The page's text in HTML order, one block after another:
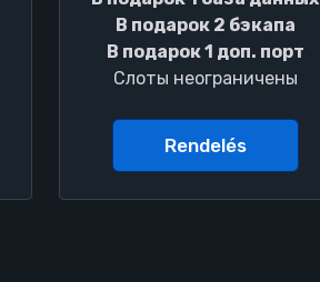
В подарок 2 бэкапа
В подарок 1 доп. порт
Слоты неограничены
Rendelés